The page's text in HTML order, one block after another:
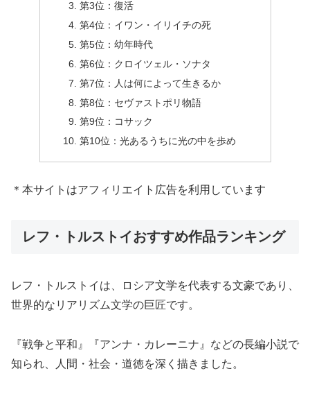
第3位：復活
第4位：イワン・イリイチの死
第5位：幼年時代
第6位：クロイツェル・ソナタ
第7位：人は何によって生きるか
第8位：セヴァストポリ物語
第9位：コサック
第10位：光あるうちに光の中を歩め
＊本サイトはアフィリエイト広告を利用しています
レフ・トルストイおすすめ作品ランキング
レフ・トルストイは、ロシア文学を代表する文豪であり、
世界的なリアリズム文学の巨匠です。
『戦争と平和』『アンナ・カレーニナ』などの長編小説で
知られ、人間・社会・道徳を深く描きました。